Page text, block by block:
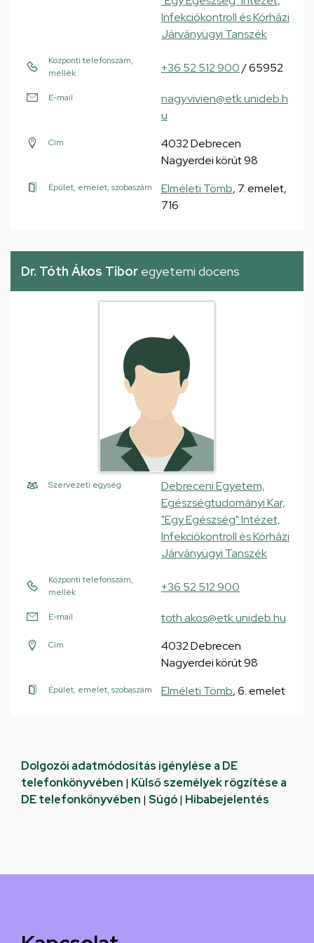
Infekciókontroll és Kórházi
Járványügyi Tanszék
Központi telefonszám,
mellék
+36 52 512 900/ 65952
E-mail
nagy.vivien@etk.unideb.h
u
Cím
4032 Debrecen
Nagyerdei körút 98
Épület, emelet, szobaszám Elméleti Tömb, 7. emelet,
716
Dr. Tóth Ákos Tibor egyetemi docens
Szervezeti egység
Debreceni Egyetem,
Egészségtudományi Kar,
"Egy Egészség" Intézet,
Infekciókontroll és Kórházi
Járványügyi Tanszék
Központi telefonszám,
mellék
+36 52 512 900
E-mail toth.akos@etk.unideb.hu
Cím
4032 Debrecen
Nagyerdei körút 98
Épület, emelet, szobaszám Elméleti Tömb, 6. emelet
Dolgozói adatmódosítás igénylése a DE
telefonkönyvében | Külső személyek rögzítése a
DE telefonkönyvében | Súgó| Hibabejelentés